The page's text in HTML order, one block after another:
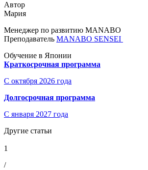
Автор
Мария
Менеджер по развитию MANABO
Преподаватель MANABO SENSEI
Обучение в Японии
Краткосрочная программа
С октября 2026 года
Долгосрочная программа
С января 2027 года
Другие статьи
1
/